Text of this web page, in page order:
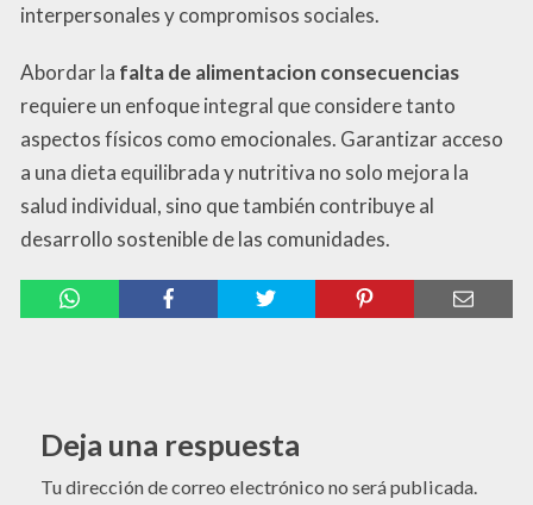
interpersonales y compromisos sociales.
Abordar la falta de alimentacion consecuencias
requiere un enfoque integral que considere tanto
aspectos físicos como emocionales. Garantizar acceso
a una dieta equilibrada y nutritiva no solo mejora la
salud individual, sino que también contribuye al
desarrollo sostenible de las comunidades.
Deja una respuesta
Tu dirección de correo electrónico no será publicada.